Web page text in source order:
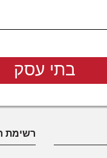
בתי עסק
רשימת